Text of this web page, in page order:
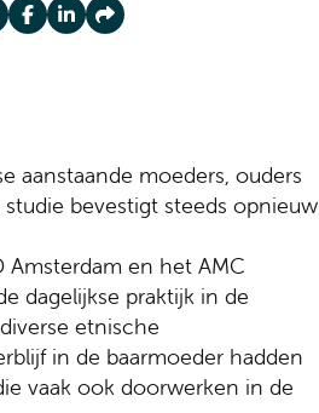
op X
Deel op Facebook
Deel op LinkedIn
Deel op Share
aanstaande moeders, ouders
bevestigt steeds opnieuw
en het AMC
dagelijkse praktijk in de
etnische
in de baarmoeder hadden
vaak ook doorwerken in de